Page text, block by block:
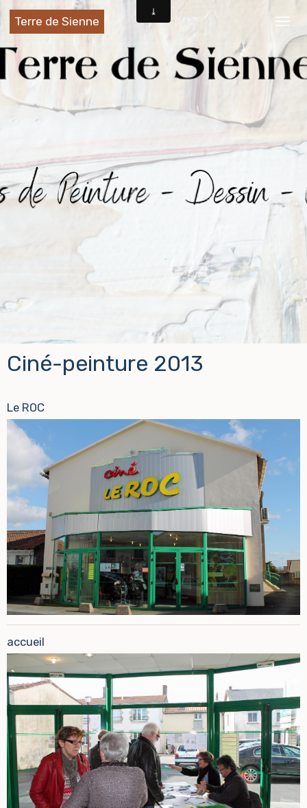
Terre de Sienne
Ciné-peinture 2013
Le ROC
accueil